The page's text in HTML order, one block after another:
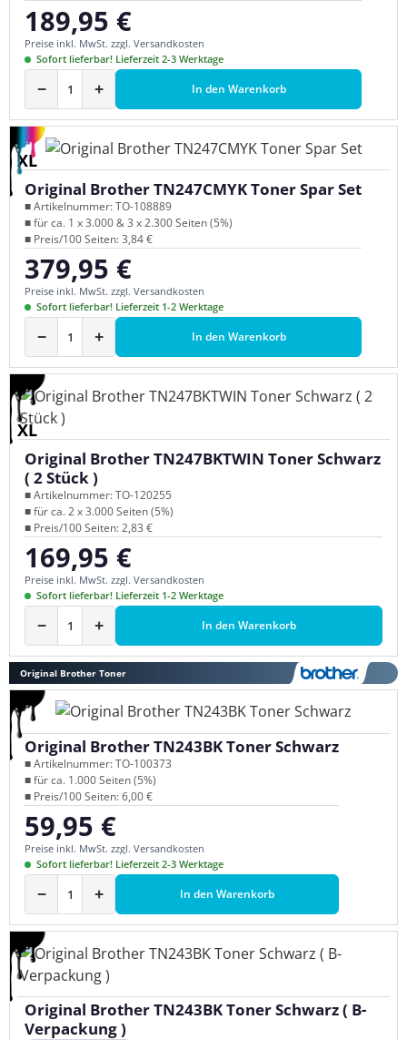
Regulärer Preis:
189,95 €
Preise inkl. MwSt. zzgl. Versandkosten
Sofort lieferbar! Lieferzeit 2-3 Werktage
− + In den Warenkorb
XL
Original Brother TN247CMYK Toner Spar Set
■ Artikelnummer: TO-108889
■ für ca. 1 x 3.000 & 3 x 2.300 Seiten (5%)
■ Preis/100 Seiten: 3,84 €
Regulärer Preis:
379,95 €
Preise inkl. MwSt. zzgl. Versandkosten
Sofort lieferbar! Lieferzeit 1-2 Werktage
− + In den Warenkorb
XL
Original Brother TN247BKTWIN Toner Schwarz
( 2 Stück )
■ Artikelnummer: TO-120255
■ für ca. 2 x 3.000 Seiten (5%)
■ Preis/100 Seiten: 2,83 €
Regulärer Preis:
169,95 €
Preise inkl. MwSt. zzgl. Versandkosten
Sofort lieferbar! Lieferzeit 1-2 Werktage
− + In den Warenkorb
Original Brother Toner
Original Brother TN243BK Toner Schwarz
■ Artikelnummer: TO-100373
■ für ca. 1.000 Seiten (5%)
■ Preis/100 Seiten: 6,00 €
Regulärer Preis:
59,95 €
Preise inkl. MwSt. zzgl. Versandkosten
Sofort lieferbar! Lieferzeit 2-3 Werktage
− + In den Warenkorb
Original Brother TN243BK Toner Schwarz ( B-
Verpackung )